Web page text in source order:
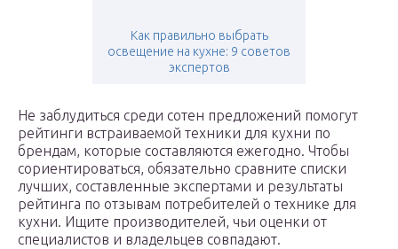
Как правильно выбрать
освещение на кухне: 9 советов
экспертов
Не заблудиться среди сотен предложений помогут
рейтинги встраиваемой техники для кухни по
брендам, которые составляются ежегодно. Чтобы
сориентироваться, обязательно сравните списки
лучших, составленные экспертами и результаты
рейтинга по отзывам потребителей о технике для
кухни. Ищите производителей, чьи оценки от
специалистов и владельцев совпадают.